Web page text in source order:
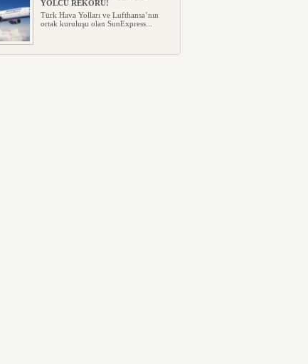
YOLCU REKORU!
Türk Hava Yolları ve Lufthansa’nın
ortak kuruluşu olan SunExpress...
IBERYA HAVAYOLLARI GÜNEŞ